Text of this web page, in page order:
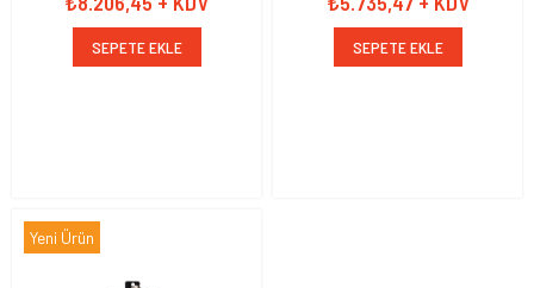
SEPETE EKLE SEPETE EKLE
Yeni Ürün